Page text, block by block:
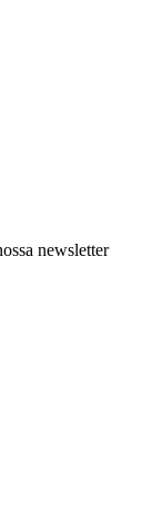
newsletter